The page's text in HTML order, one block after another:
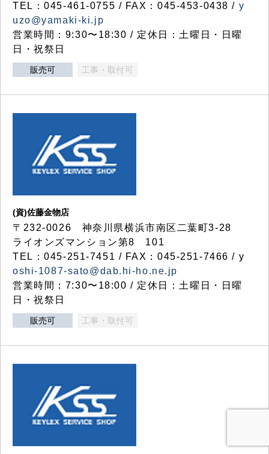
TEL：045-461-0755 / FAX：045-453-0438 / y
uzo@yamaki-ki.jp
営業時間：9:30〜18:30 / 定休日：土曜日・日曜
日・祝祭日
販売可 工事・取付可
(資)佐藤金物店
〒232-0026 神奈川県横浜市南区二葉町3-28
ライオンズマンション第8 101
TEL：045-251-7451 / FAX：045-251-7466 / y
oshi-1087-sato@dab.hi-ho.ne.jp
営業時間：7:30〜18:00 / 定休日：土曜日・日曜
日・祝祭日
販売可 工事・取付可